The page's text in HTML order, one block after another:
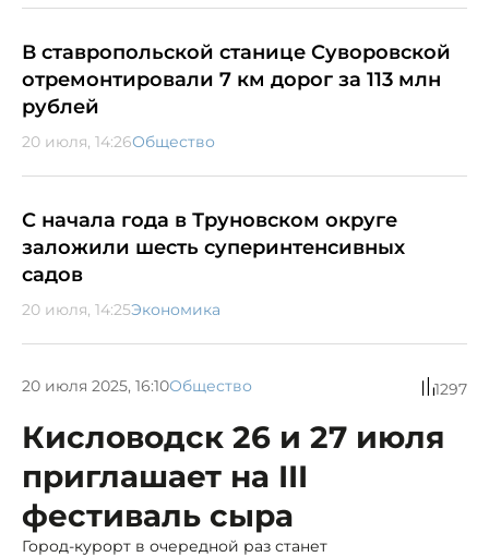
В ставропольской станице Суворовской
отремонтировали 7 км дорог за 113 млн
рублей
20 июля, 14:26Общество
С начала года в Труновском округе
заложили шесть суперинтенсивных
садов
20 июля, 14:25Экономика
20 июля 2025, 16:10Общество 1297
Кисловодск 26 и 27 июля
приглашает на III
фестиваль сыра
Город-курорт в очередной раз станет